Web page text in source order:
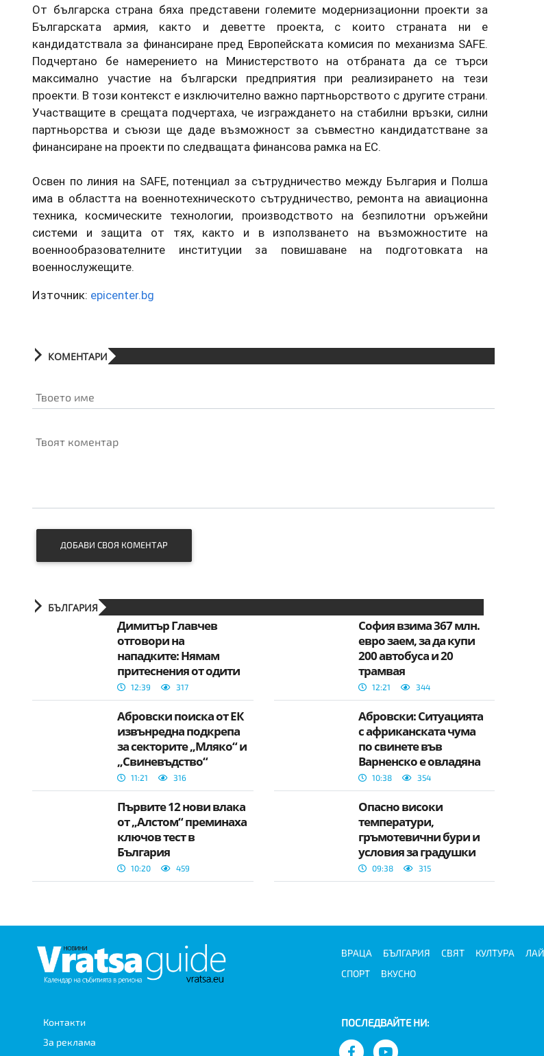
От българска страна бяха представени големите модернизационни проекти за
Българската армия, както и деветте проекта, с които страната ни е
кандидатствала за финансиране пред Европейската комисия по механизма SAFE.
Подчертано бе намерението на Министерството на отбраната да се търси
максимално участие на български предприятия при реализирането на тези
проекти. В този контекст е изключително важно партньорството с другите страни.
Участващите в срещата подчертаха, че изграждането на стабилни връзки, силни
партньорства и съюзи ще даде възможност за съвместно кандидатстване за
финансиране на проекти по следващата финансова рамка на ЕС.
Освен по линия на SAFE, потенциал за сътрудничество между България и Полша
има в областта на военнотехническото сътрудничество, ремонта на авиационна
техника, космическите технологии, производството на безпилотни оръжейни
системи и защита от тях, както и в използването на възможностите на
военнообразователните институции за повишаване на подготовката на
военнослужещите.
Източник: epicenter.bg
КОМЕНТАРИ
Твоето име
Твоят коментар
ДОБАВИ СВОЯ КОМЕНТАР
БЪЛГАРИЯ
Димитър Главчев
отговори на
нападките: Нямам
притеснения от одити
и проверки
12:39 317
София взима 367 млн.
евро заем, за да купи
200 автобуса и 20
трамвая
12:21 344
Абровски поиска от ЕК
извънредна подкрепа
за секторите „Мляко“ и
„Свиневъдство“
11:21 316
Абровски: Ситуацията
с африканската чума
по свинете във
Варненско е овладяна
10:38 354
Първите 12 нови влака
от „Алстом“ преминаха
ключов тест в
България
10:20 459
Опасно високи
температури,
гръмотевични бури и
условия за градушки
днес09:38 315
Контакти
За реклама
ВРАЦА БЪЛГАРИЯ СВЯТ КУЛТУРА
СПОРТ
ВКУСНО
ПОСЛЕДВАЙТЕ НИ: